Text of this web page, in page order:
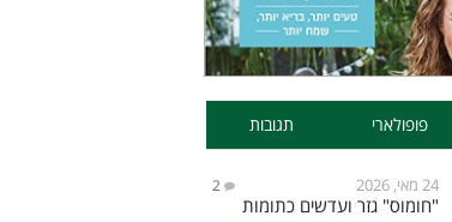
פופולארי תגובות
24 מאי, 2026 2
"חומוס" גזר ועדשים כתומות